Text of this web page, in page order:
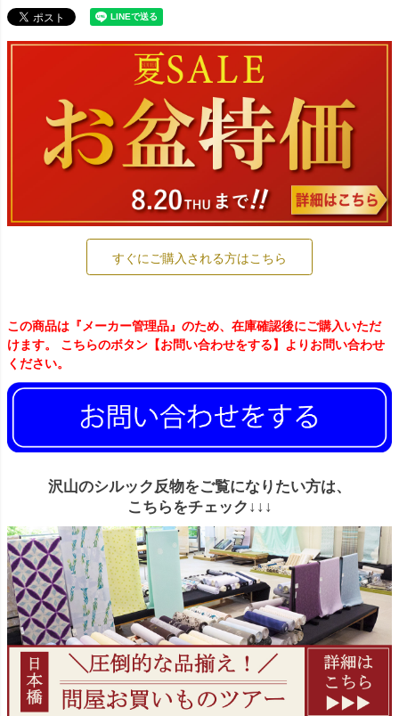
すぐにご購入される方はこちら
この商品は『メーカー管理品』のため、在庫確認後にご購入いただ
けます。 こちらのボタン【お問い合わせをする】よりお問い合わせ
ください。
沢山のシルック反物をご覧になりたい方は、
こちらをチェック↓↓↓